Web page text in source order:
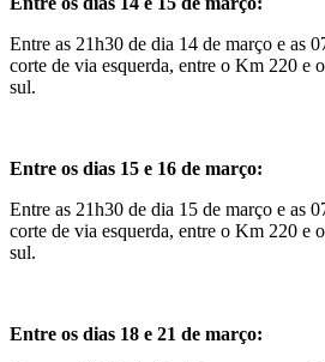
Entre as 21h30 de dia 14 de março e as
corte de via esquerda, entre o Km 220 e
sul.
Entre os dias 15 e 16 de março:
Entre as 21h30 de dia 15 de março e as
corte de via esquerda, entre o Km 220 e
sul.
Entre os dias 18 e 21 de março: